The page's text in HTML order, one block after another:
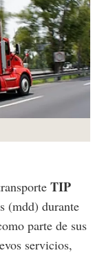
TIP
(mdd) durante
parte de sus
servicios,